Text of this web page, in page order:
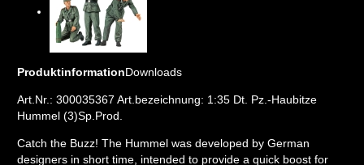
ProduktinformationDownloads
Art.Nr.: 300035367 Art.bezeichnung: 1:35 Dt. Pz.-Haubitze
Hummel (3)Sp.Prod.
Catch the Buzz! The Hummel was developed by German
designers in short time, intended to provide a quick boost for